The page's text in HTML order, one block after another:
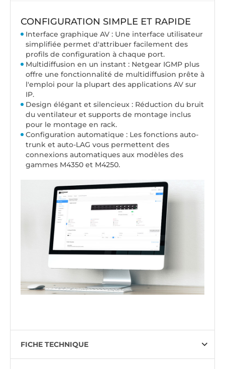
CONFIGURATION SIMPLE ET RAPIDE
Interface graphique AV : Une interface utilisateur
simplifiée permet d'attribuer facilement des
profils de configuration à chaque port.
Multidiffusion en un instant : Netgear IGMP plus
offre une fonctionnalité de multidiffusion prête à
l'emploi pour la plupart des applications AV sur
IP.
Design élégant et silencieux : Réduction du bruit
du ventilateur et supports de montage inclus
pour le montage en rack.
Configuration automatique : Les fonctions auto-
trunk et auto-LAG vous permettent des
connexions automatiques aux modèles des
gammes M4350 et M4250.
FICHE TECHNIQUE